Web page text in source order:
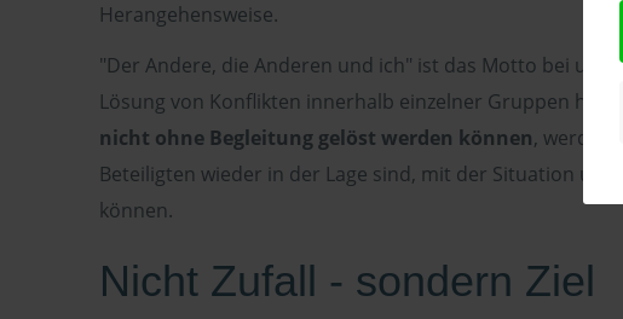
Herangehensweise.
"Der Andere, die Anderen und ich" ist das Motto bei
Lösung von Konflikten innerhalb einzelner Gruppen
nicht ohne Begleitung gelöst werden können, werden
Beteiligten wieder in der Lage sind, mit der Situation
können.
Nicht Zufall - sondern Ziel